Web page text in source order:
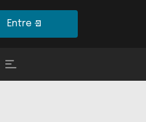
Entre